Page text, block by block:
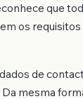
que
os
de
mesma